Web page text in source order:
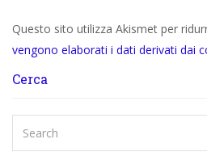
Questo sito utilizza Akismet per
vengono elaborati i dati derivati dai
Cerca